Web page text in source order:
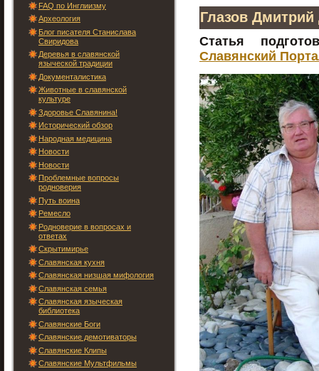
FAQ по Инглиизму
Археология
Блог писателя Станислава
Свиридова
Деревья в славянской
языческой традиции
Документалистика
Животные в славянской
культуре
Здоровье Славянина!
Исторический обзор
Народная медицина
Новости
Новости
Проблемные вопросы
родноверия
Путь воина
Ремесло
Родноверие в вопросах и
ответах
Скрытимирье
Славянская кухня
Славянская низшая мифология
Славянская семья
Славянская языческая
библиотека
Славянские Боги
Славянские демотиваторы
Славянские Клипы
Славянские Мультфильмы
Глазов
Статья
Славянский